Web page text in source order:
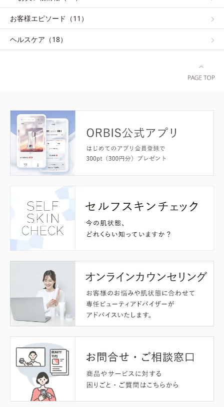
お客様エピソード（11）
ヘルスケア（18）